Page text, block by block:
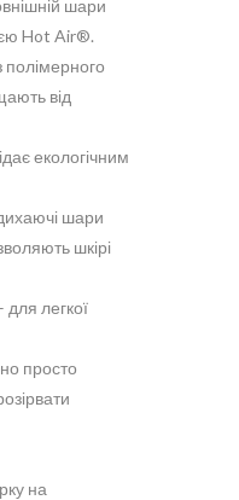
шари
Hot Air®.
від
екологічним
шари
шкірі
для легкої
просто
на